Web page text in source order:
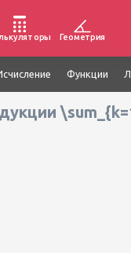
Геометрия
Функции